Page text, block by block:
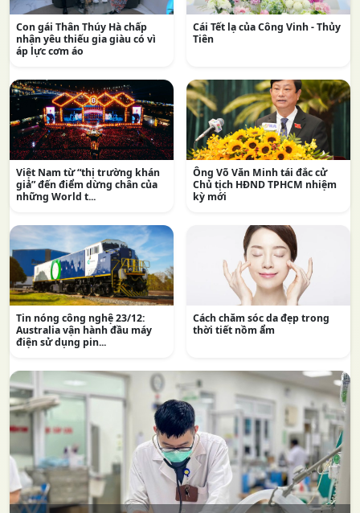
Con gái Thân Thúy Hà chấp
nhận yêu thiếu gia giàu có vì
áp lực cơm áo
Cái Tết lạ của Công Vinh - Thủy
Tiên
Việt Nam từ “thị trường khán
giả” đến điểm dừng chân của
những World t...
Ông Võ Văn Minh tái đắc cử
Chủ tịch HĐND TPHCM nhiệm
kỳ mới
Tin nóng công nghệ 23/12:
Australia vận hành đầu máy
điện sử dụng pin...
Cách chăm sóc da đẹp trong
thời tiết nồm ẩm